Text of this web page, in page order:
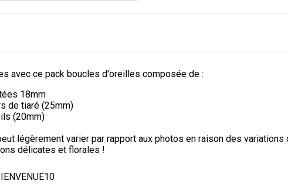
avec ce pack boucles d'oreilles composée de :
18mm
de tiaré (25mm)
(20mm)
légèrement varier par rapport aux photos en raison des variations
délicates et florales !